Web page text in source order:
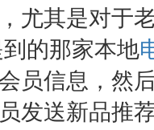
尤其是对于
的那家本地
员信息，然
发送新品推